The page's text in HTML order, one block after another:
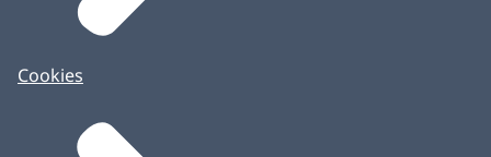
Cookies